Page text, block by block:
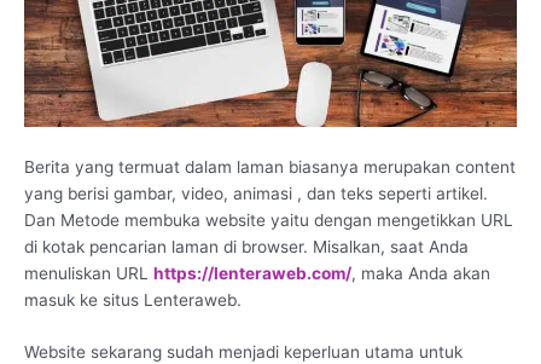
Berita yang termuat dalam laman biasanya merupakan content
yang berisi gambar, video, animasi , dan teks seperti artikel.
Dan Metode membuka website yaitu dengan mengetikkan URL
di kotak pencarian laman di browser. Misalkan, saat Anda
menuliskan URL https://lenteraweb.com/, maka Anda akan
masuk ke situs Lenteraweb.
Website sekarang sudah menjadi keperluan utama untuk